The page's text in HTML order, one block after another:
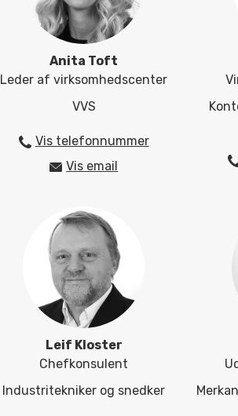
Anita Toft
Leder af virksomhedscenter
VVS
Vis telefonnummer
25424839
Vis email
anto@herningsholm.dk
Leif Kloster
Chefkonsulent
Industritekniker og snedker